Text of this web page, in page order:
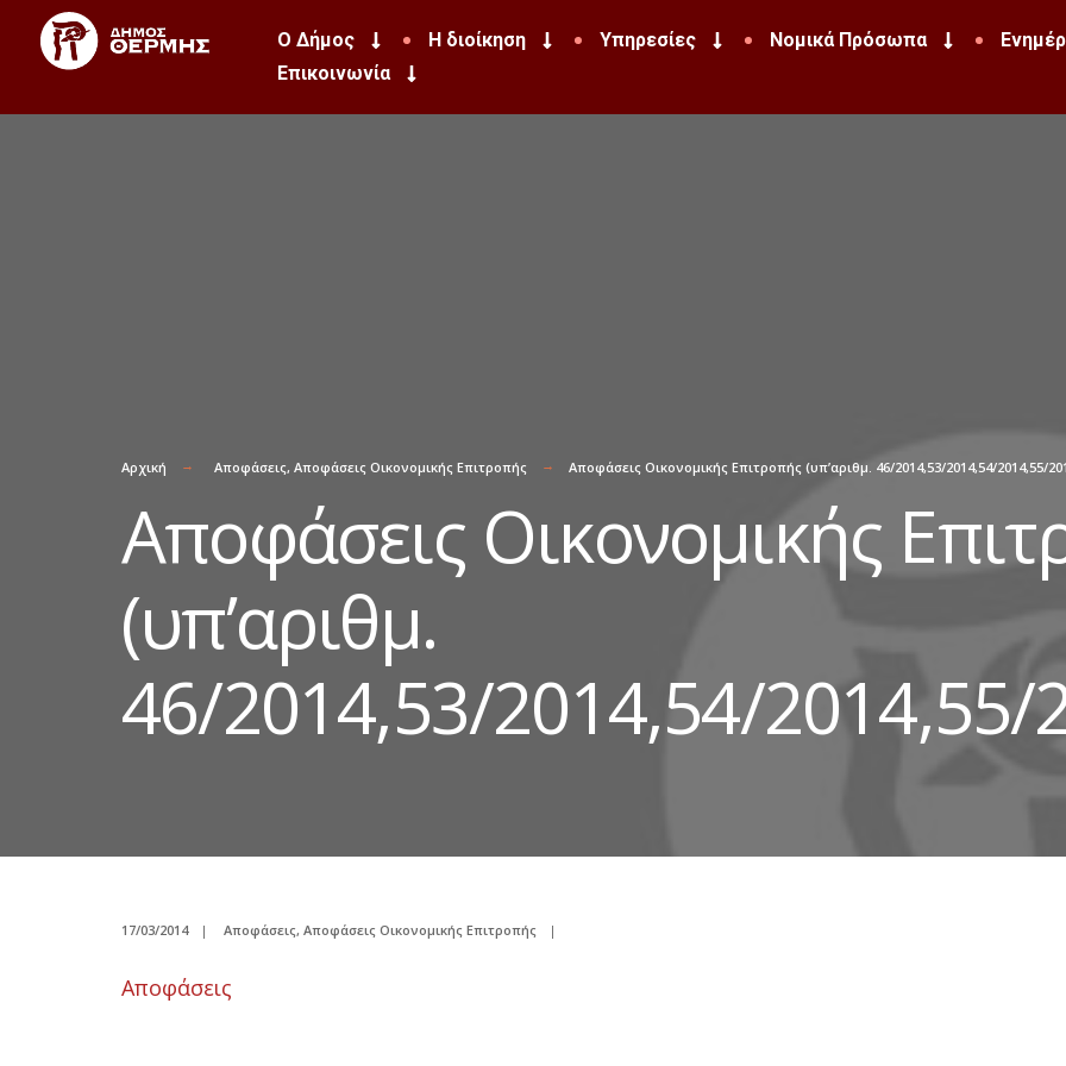
Ο Δήμος Η διοίκηση Υπηρεσίες Νομικά Πρόσωπα
Επικοινωνία
Αρχική Αποφάσεις, Αποφάσεις Οικονομικής Επιτροπής Αποφάσεις Οικονομικής Επιτροπής (υπ’αριθμ. 46/2014,53/2014,54/2014,55/
Αποφάσεις Οικονομικής
(υπ’αριθμ.
46/2014,53/2014,54/
17/03/2014 | Αποφάσεις, Αποφάσεις Οικονομικής Επιτροπής |
Αποφάσεις